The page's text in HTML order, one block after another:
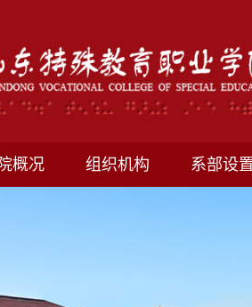
概况 组织机构 系部设